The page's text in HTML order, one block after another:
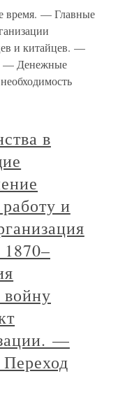
время. — Главные
и китайцев. —
— Денежные
в
и
—